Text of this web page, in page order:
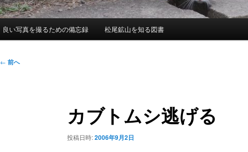
良い写真を撮るための備忘録 松尾鉱山を知る図書
投
← 前へ
カブトムシ逃げる
投稿日時:2006年9月2日